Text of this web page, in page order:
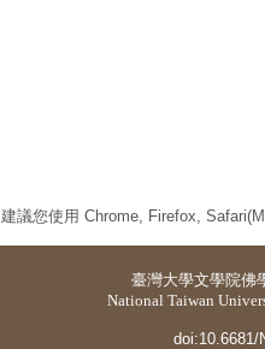
建議您使用 Chrome, Firefox,
臺灣大學文學院佛
National Taiwan
doi:10.6681/